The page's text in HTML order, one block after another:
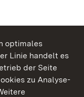
optimales
Linie handelt es
der Seite
zu Analyse-